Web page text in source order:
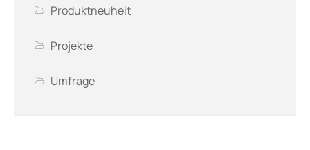
Produktneuheit
Projekte
Umfrage